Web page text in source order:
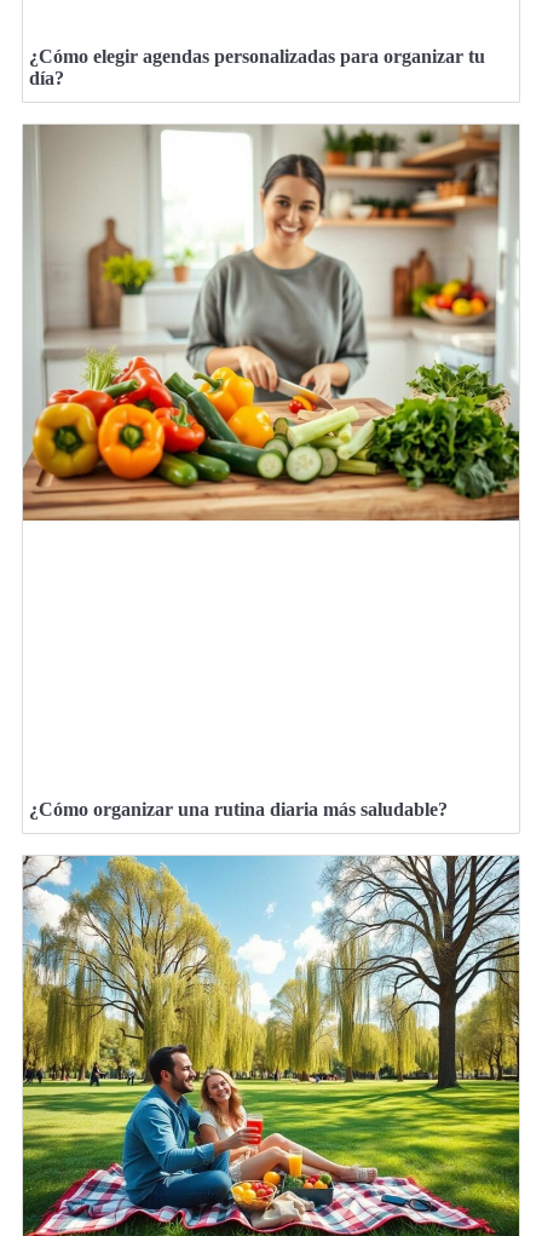
¿Cómo elegir agendas personalizadas para organizar tu
día?
¿Cómo organizar una rutina diaria más saludable?